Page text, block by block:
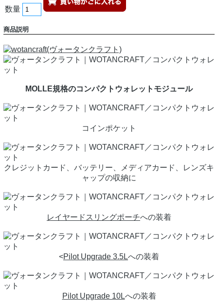
数量
商品説明
MOLLE規格のコンパクトウォレットモジュール
コインポケット
クレジットカード、バッテリー、メディアカード、レンズキ
ャップの収納に
レイヤードスリングポーチへの装着
<Pilot Upgrade 3.5Lへの装着
Pilot Upgrade 10Lへの装着